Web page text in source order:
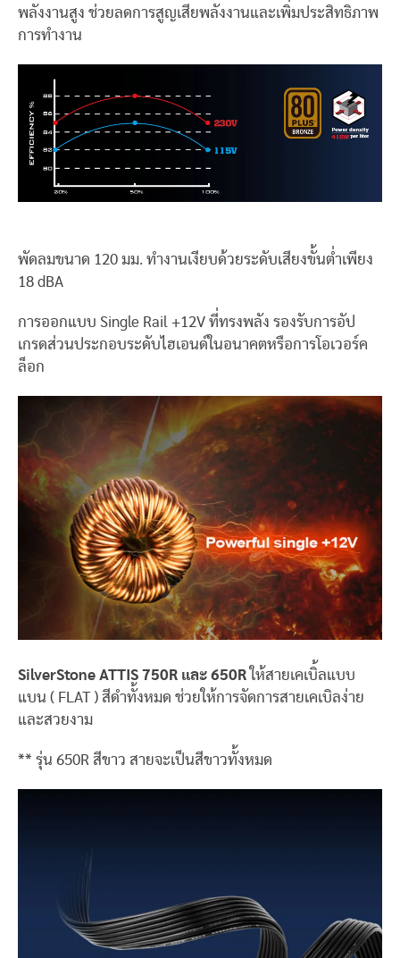
พลังงานสูง ช่วยลดการสูญเสียพลังงานและเพิ่มประสิทธิภาพ
การทำงาน
พัดลมขนาด 120 มม. ทำงานเงียบด้วยระดับเสียงขั้นต่ำเพียง
18 dBA
การออกแบบ Single Rail +12V ที่ทรงพลัง รองรับการอัป
เกรดส่วนประกอบระดับไฮเอนด์ในอนาคตหรือการโอเวอร์ค
ล็อก
SilverStone ATTIS 750R และ 650R ให้สายเคเบิ้ลแบบ
แบน ( FLAT ) สีดำทั้งหมด ช่วยให้การจัดการสายเคเบิลง่าย
และสวยงาม
** รุ่น 650R สีขาว สายจะเป็นสีขาวทั้งหมด